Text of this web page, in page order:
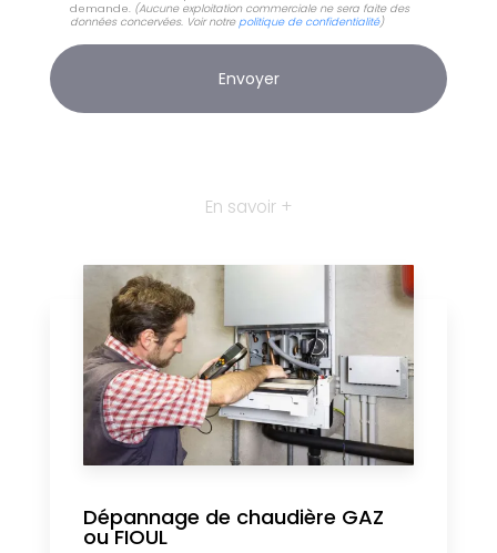
demande. (Aucune exploitation commerciale ne sera faite des
données concervées. Voir notrepolitique de confidentialité)
En savoir +
Dépannage de chaudière GAZ
ou FIOUL